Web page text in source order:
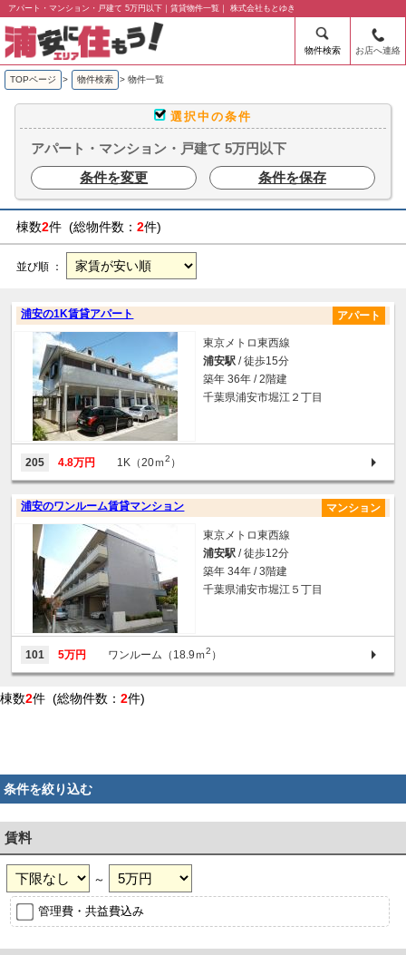
アパート・マンション・戸建て 5万円以下｜賃貸物件一覧｜ 株式会社もとゆき
物件検索 お店へ連絡
TOPページ > 物件検索 > 物件一覧
選択中の条件
アパート・マンション・戸建て 5万円以下
条件を変更
条件を保存
棟数2件 (総物件数： 2件)
並び順 ：
浦安の1K賃貸アパート アパート
東京メトロ東西線
浦安駅 / 徒歩15分
築年 36年 / 2階建
千葉県浦安市堀江２丁目
205 4.8万円 1K（20ｍ2 ）
浦安のワンルーム賃貸マンション マンション
東京メトロ東西線
浦安駅 / 徒歩12分
築年 34年 / 3階建
千葉県浦安市堀江５丁目
101 5万円 ワンルーム（18.9ｍ2 ）
棟数2件 (総物件数： 2件)
条件を絞り込む
賃料
～
管理費・共益費込み